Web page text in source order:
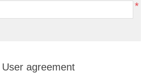
*
User agreement